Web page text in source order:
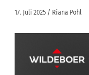
17. Juli 2025 Riana Pohl